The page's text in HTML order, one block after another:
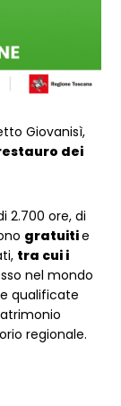
Giovanisì,
dei
2.700 ore, di
gratuitie
tra cui i
nel mondo
qualificate
regionale.